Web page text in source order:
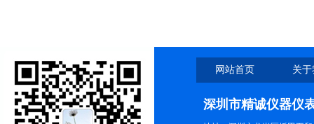
网站首页 关
深圳市精诚仪器仪